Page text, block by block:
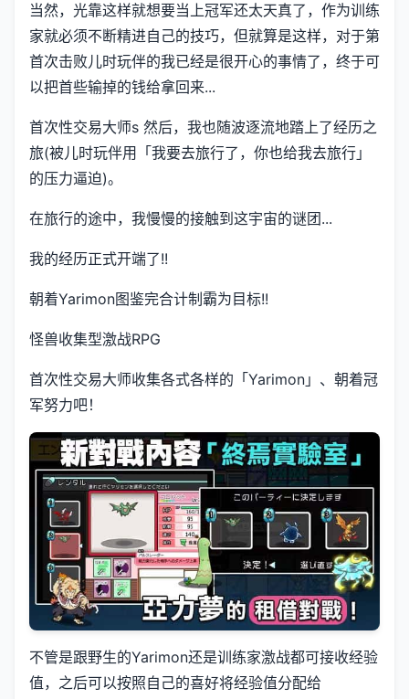
当然，光靠这样就想要当上冠军还太天真了，作为训练
家就必须不断精进自己的技巧，但就算是这样，对于第
首次击败儿时玩伴的我已经是很开心的事情了，终于可
以把首些输掉的钱给拿回来...
首次性交易大师s 然后，我也随波逐流地踏上了经历之
旅(被儿时玩伴用「我要去旅行了，你也给我去旅行」
的压力逼迫)。
在旅行的途中，我慢慢的接触到这宇宙的谜团...
我的经历正式开端了!!
朝着Yarimon图鉴完合计制霸为目标!!
怪兽收集型激战RPG
首次性交易大师收集各式各样的「Yarimon」、朝着冠
军努力吧！
不管是跟野生的Yarimon还是训练家激战都可接收经验
值，之后可以按照自己的喜好将经验值分配给